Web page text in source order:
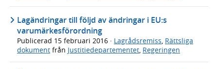
Lagändringar till följd av ändringar i EU:s
varumärkesförordning
Publicerad 15 februari 2016 · Lagrådsremiss Rättsliga
dokument från Justitiedepartementet Regeringen